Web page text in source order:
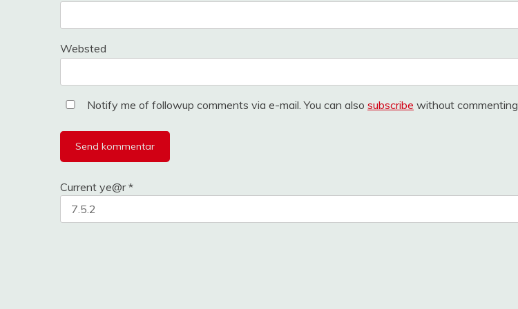
Websted
Notify me of followup comments via e-mail. You can also subscribe without commenting.
Current ye@r*